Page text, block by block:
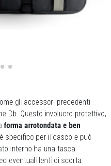
gli accessori precedenti
Db. Questo involucro protettivo,
forma arrotondata e ben
specifico per il casco e può
interno ha una tasca
eventuali lenti di scorta.